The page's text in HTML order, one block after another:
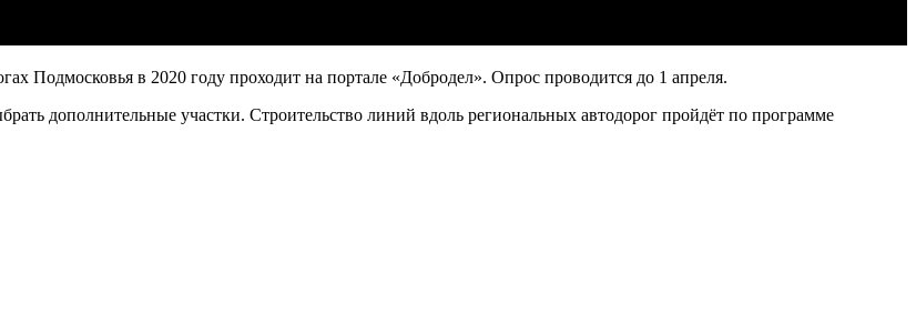
Подмосковья в 2020 году проходит на портале «Добродел». Опрос проводится до 1 апреля.
дополнительные участки. Строительство линий вдоль региональных автодорог пройдёт по программе